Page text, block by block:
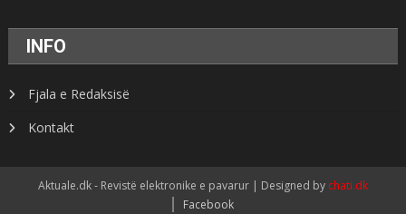
INFO
Fjala e Redaksisë
Kontakt
Aktuale.dk - Revistë elektronike e pavarur | Designed by chati.dk
Facebook